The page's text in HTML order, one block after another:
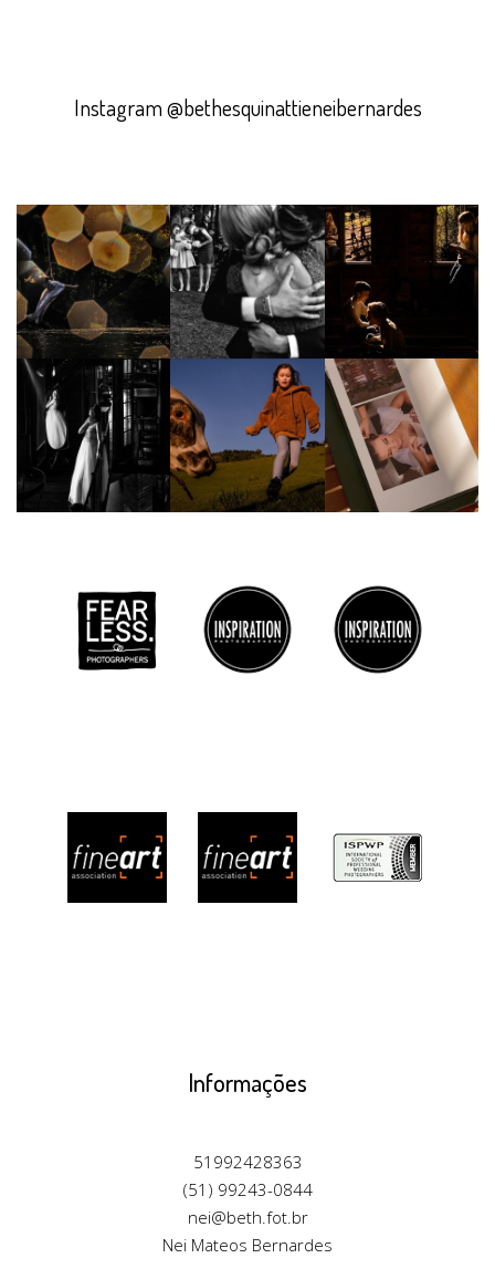
Instagram @bethesquinattieneibernardes
Informações
51992428363
(51) 99243-0844
nei@beth.fot.br
Nei Mateos Bernardes